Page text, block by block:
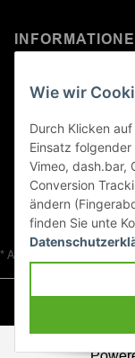
MEHR
KAWASAKI
Blog
* Alle Preise inkl.
Wie wir
Durch Klicken
Einsatz folgender
Vimeo, dash.bar,
Conversion
ändern
finden Sie unte